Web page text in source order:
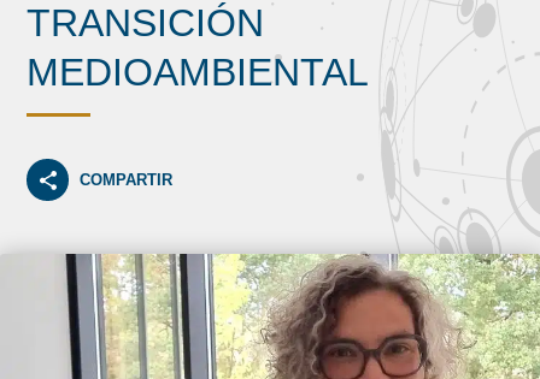
TRANSICIÓN
MEDIOAMBIENTAL
COMPARTIR